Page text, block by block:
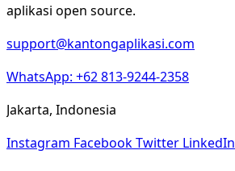
aplikasi open source.
support@kantongaplikasi.com
WhatsApp: +62 813-9244-2358
Jakarta, Indonesia
Instagram FacebookTwitter LinkedIn